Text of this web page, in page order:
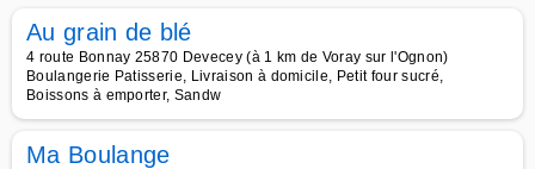
Au grain de blé
4 route Bonnay 25870 Devecey (à 1 km de Voray sur l'Ognon)
Boulangerie Patisserie, Livraison à domicile, Petit four sucré,
Boissons à emporter, Sandw
Ma Boulange